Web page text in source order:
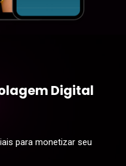
Digital
para monetizar seu